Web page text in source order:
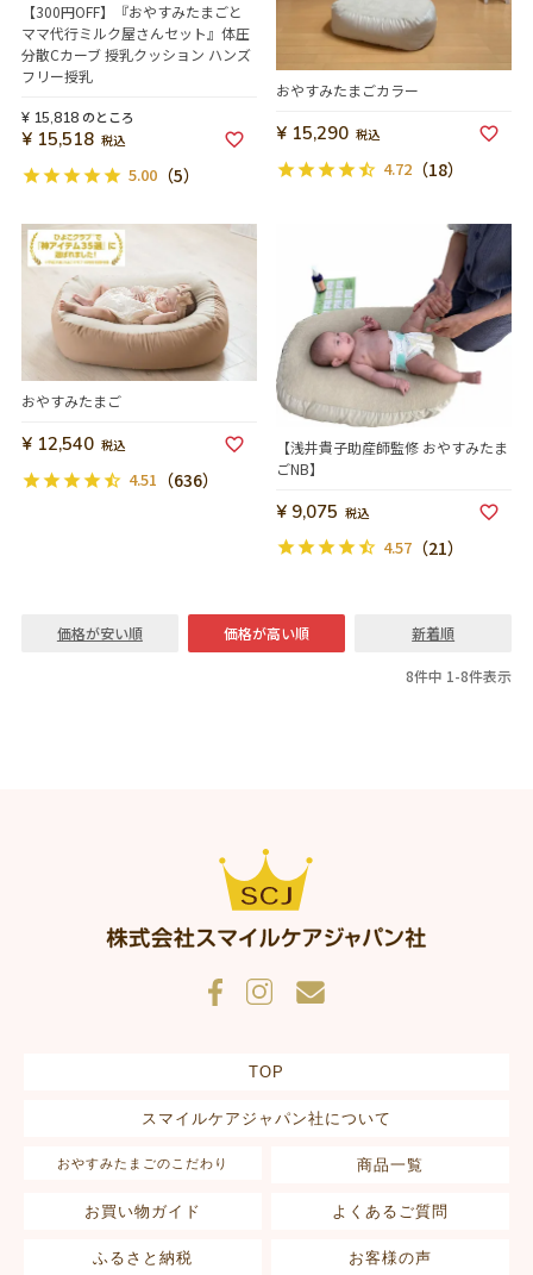
【300円OFF】『おやすみたまごと
ママ代行ミルク屋さんセット』体圧
分散Cカーブ 授乳クッション ハンズ
フリー授乳
¥ 15,818 のところ
¥ 15,518 税込
5.00（5）
おやすみたまごカラー
¥ 15,290 税込
4.72 （18）
おやすみたまご
¥ 12,540 税込
4.51 （636）
【浅井貴子助産師監修 おやすみたま
ごNB】
¥ 9,075 税込
4.57 （21）
価格が安い順 価格が高い順 新着順
8件中 1-8件表示
TOP
スマイルケアジャパン社について
おやすみたまごのこだわり 商品一覧
お買い物ガイド よくあるご質問
ふるさと納税 お客様の声